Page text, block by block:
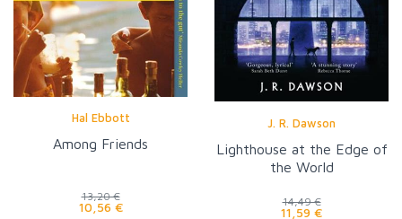
Hal Ebbott
Among Friends
13,20 €
10,56 €
J. R. Dawson
Lighthouse at the Edge of
the World
14,49 €
11,59 €